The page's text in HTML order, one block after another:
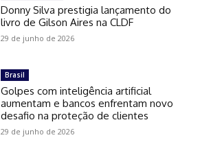
Donny Silva prestigia lançamento do
livro de Gilson Aires na CLDF
29 de junho de 2026
Brasil
Golpes com inteligência artificial
aumentam e bancos enfrentam novo
desafio na proteção de clientes
29 de junho de 2026